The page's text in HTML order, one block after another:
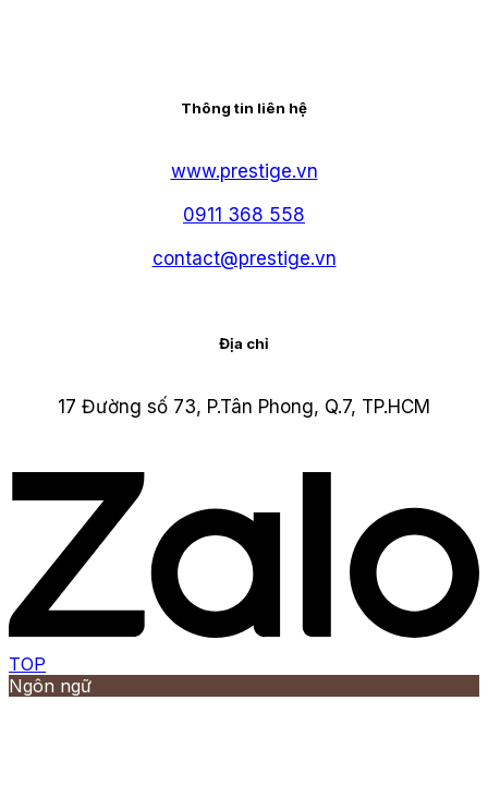
Thông tin liên hệ
www.prestige.vn
0911 368 558
contact@prestige.vn
Địa chỉ
17 Đường số 73, P.Tân Phong, Q.7, TP.HCM
TOP
Ngôn ngữ